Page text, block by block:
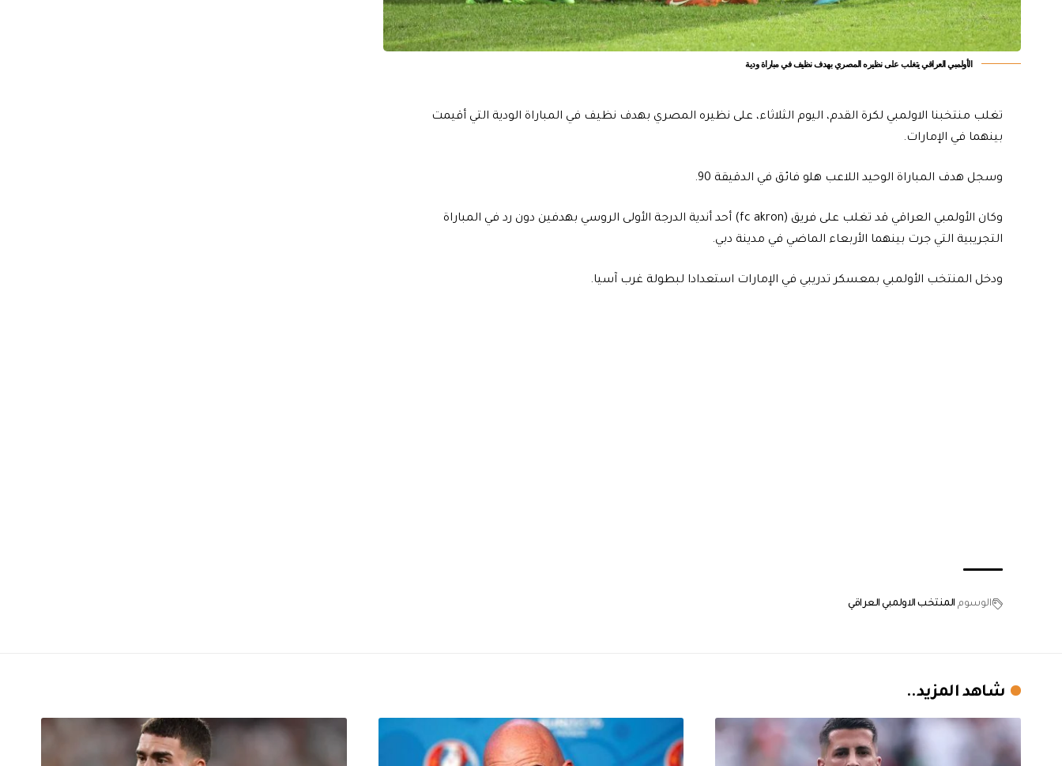
الأولمبي العراقي يتغلب على نظيره المصري بهدف نظيف في مباراة ودية
تغلب منتخبنا الاولمبي لكرة القدم، اليوم الثلاثاء، على نظيره المصري بهدف نظيف في المباراة الودية التي أقيمت
بينهما في الإمارات.
وسجل هدف المباراة الوحيد اللاعب هلو فائق في الدقيقة 90.
وكان الأولمبي العراقي قد تغلب على فريق (fc akron) أحد أندية الدرجة الأولى الروسي بهدفين دون رد في المباراة
التجريبية التي جرت بينهما الأربعاء الماضي في مدينة دبي.
ودخل المنتخب الأولمبي بمعسكر تدريبي في الإمارات استعدادا لبطولة غرب آسيا.
الوسوم المنتخب الاولمبي العراقي
شاهد المزيد..